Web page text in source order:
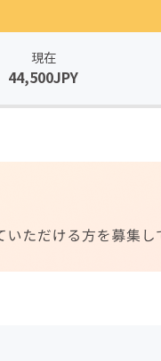
現在
44,500JPY